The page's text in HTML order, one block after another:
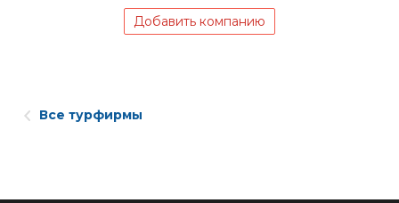
Добавить компанию
Все турфирмы